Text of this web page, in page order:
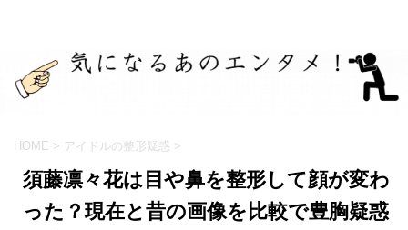
HOME > アイドルの整形疑惑 >
須藤凛々花は目や鼻を整形して顔が変わ
った？現在と昔の画像を比較で豊胸疑惑